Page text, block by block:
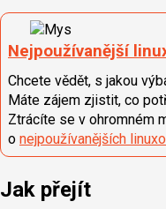
Nejpoužívanější
Chcete vědět, s jakou
Máte zájem zjistit, co
Ztrácíte se v ohromném
o nejpoužívanějších
Jak přejít